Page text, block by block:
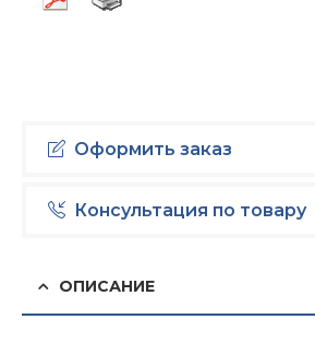
Оформить заказ
Консультация по товару
ОПИСАНИЕ